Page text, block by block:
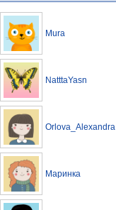
Mura
NatttaYasn
Orlova_Alexandra
Маринка